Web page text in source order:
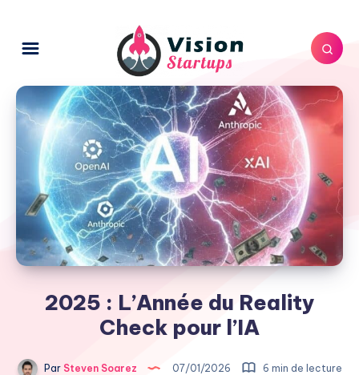
2025 : L’Année du Reality
Check pour l’IA
ParSteven Soarez 07/01/2026
6 min de lecture